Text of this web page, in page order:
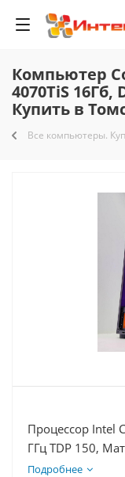
Компьютер
4070TiS 16Гб,
Купить в
Все компьютеры.
Процессор Intel
ГГц TDP 150,
BOMBER WIFI
Подробнее